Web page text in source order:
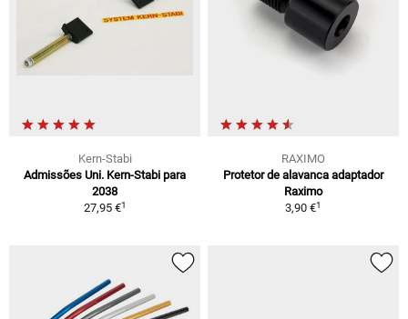
Kern-Stabi
Admissões Uni. Kern-Stabi para
2038
27,95 €1
RAXIMO
Protetor de alavanca adaptador
Raximo
3,90 €1